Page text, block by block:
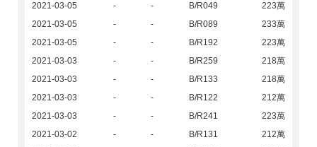
2021-03-05
- - B/R049
223萬
2021-03-05
- - B/R089
233萬
2021-03-05
- - B/R192
223萬
2021-03-03
- - B/R259
218萬
2021-03-03
- - B/R133
218萬
2021-03-03
- - B/R122
212萬
2021-03-03
- - B/R241
223萬
2021-03-02
- - B/R131
212萬